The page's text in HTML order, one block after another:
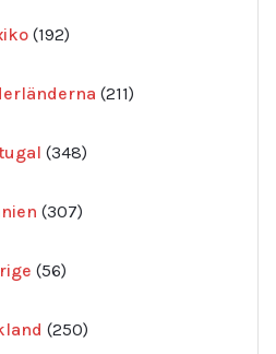
192
produkter
211
produkter
348
produkter
307
produkter
56
produkter
250
produkter